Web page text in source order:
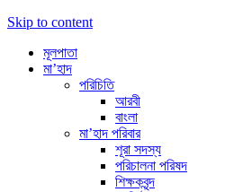
Skip to content
মূলপাতা
মা’হাদ
পরিচিতি
আরবী
বাংলা
মা’হাদ পরিবার
শূরা সদস্য
পরিচালনা পরিষদ
শিক্ষকবৃন্দ